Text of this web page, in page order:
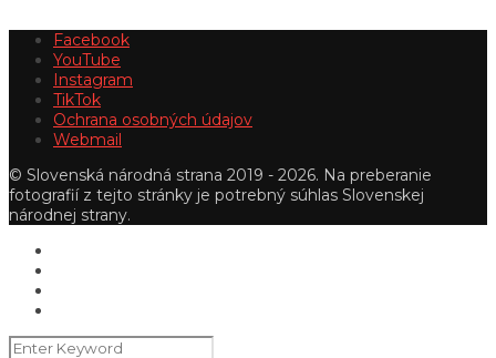
Facebook
YouTube
Instagram
TikTok
Ochrana osobných údajov
Webmail
© Slovenská národná strana 2019 - 2026. Na preberanie
fotografií z tejto stránky je potrebný súhlas Slovenskej
národnej strany.